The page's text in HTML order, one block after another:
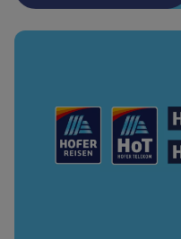
(öffnet in einem neuen Tab)